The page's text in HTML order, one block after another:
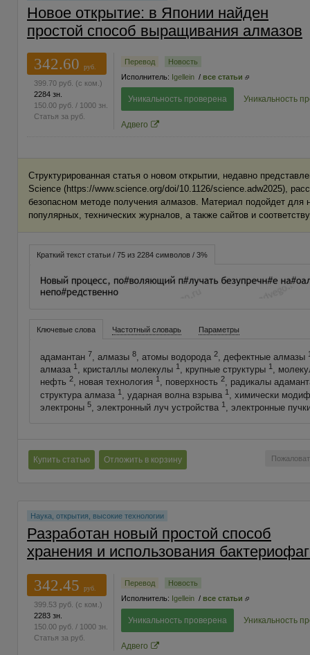
Новое открытие: в Японии найден
простой способ выращивания алмазов
342.60
руб.
399.70 руб. (с ком.)
2284 зн.
150.00 руб. / 1000 зн.
Статья за руб.
Перевод
Новость
Исполнитель: Igellein / все статьи
Уникальность проверена Уникальность
Адвего
Структурированная статья о новом открытии, недавно
Science (https://www.science.org/doi/10.1126/science.adw2025),
безопасном методе получения алмазов. Материал подойдет для
популярных, технических журналов, а также сайтов и
Краткий текст статьи / 75 из 2284 символов / 3%
Ключевые слова Частотный словарь Параметры
адамантан 7 , алмазы 8, атомы водорода 2, дефектные алмазы
алмаза 1, кристаллы молекулы 1, крупные структуры 1,
нефть 2, новая технология 1 , поверхность 2, радикалы
структура алмаза 1, ударная волна взрыва 1, химически
электроны 5, электронный луч устройства 1, электронные
Купить статью Отложить в корзину
Наука, открытия, высокие технологии
Разработан новый простой способ
хранения и использования
342.45
руб.
399.53 руб. (с ком.)
2283 зн.
150.00 руб. / 1000 зн.
Статья за руб.
Перевод
Новость
Исполнитель: Igellein / все статьи
Уникальность проверена Уникальность
Адвего